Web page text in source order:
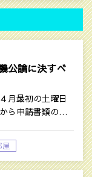
公論に決すべ
月最初の土曜日
ら申請書類の…
屋